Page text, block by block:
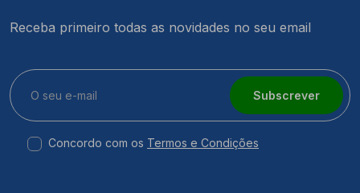
Receba primeiro todas as novidades no seu email
Subscrever
Concordo com os Termos e Condições